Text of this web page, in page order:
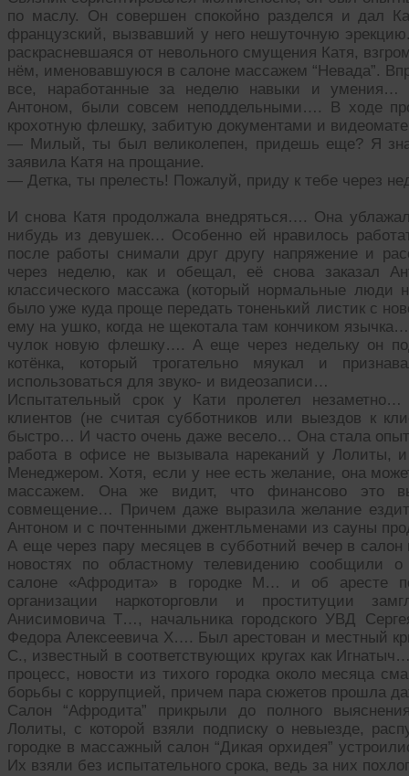
по маслу. Он совершен спокойно разделся и дал
французский, вызвавший у него нешуточную
раскрасневшаяся от невольного смущения Катя,
нём, именовавшуюся в салоне массажем “Невада”.
все, наработанные за неделю навыки и умения…
Антоном, были совсем неподдельными…. В ходе
крохотную флешку, забитую документами и
— Милый, ты был великолепен, придешь еще? Я
заявила Катя на прощание.
— Детка, ты прелесть! Пожалуй, приду к тебе через
И снова Катя продолжала внедряться…. Она
нибудь из девушек… Особенно ей нравилось
после работы снимали друг другу напряжение и
через неделю, как и обещал, её снова заказал
классического массажа (который нормальные люди
было уже куда проще передать тоненький листик с
ему на ушко, когда не щекотала там кончиком
чулок новую флешку…. А еще через недельку он
котёнка, который трогательно мяукал и
использоваться для звуко- и видеозаписи…
Испытательный срок у Кати пролетел
клиентов (не считая субботников или выездов к
быстро… И часто очень даже весело… Она стала
работа в офисе не вызывала нареканий у Лолиты,
Менеджером. Хотя, если у нее есть желание, она
массажем. Она же видит, что финансово это
совмещение… Причем даже выразила желание
Антоном и с почтенными джентльменами из сауны
А еще через пару месяцев в субботний вечер в
новостях по областному телевидению сообщили
салоне «Афродита» в городке М… и об аресте
организации наркоторговли и проституции
Анисимовича Т…, начальника городского УВД
Федора Алексеевича Х…. Был арестован и местный
С., известный в соответствующих кругах как
процесс, новости из тихого городка около месяца
борьбы с коррупцией, причем пара сюжетов прошла
Салон “Афродита” прикрыли до полного
Лолиты, с которой взяли подписку о невыезде,
городке в массажный салон “Дикая орхидея”
Их взяли без испытательного срока, ведь за них